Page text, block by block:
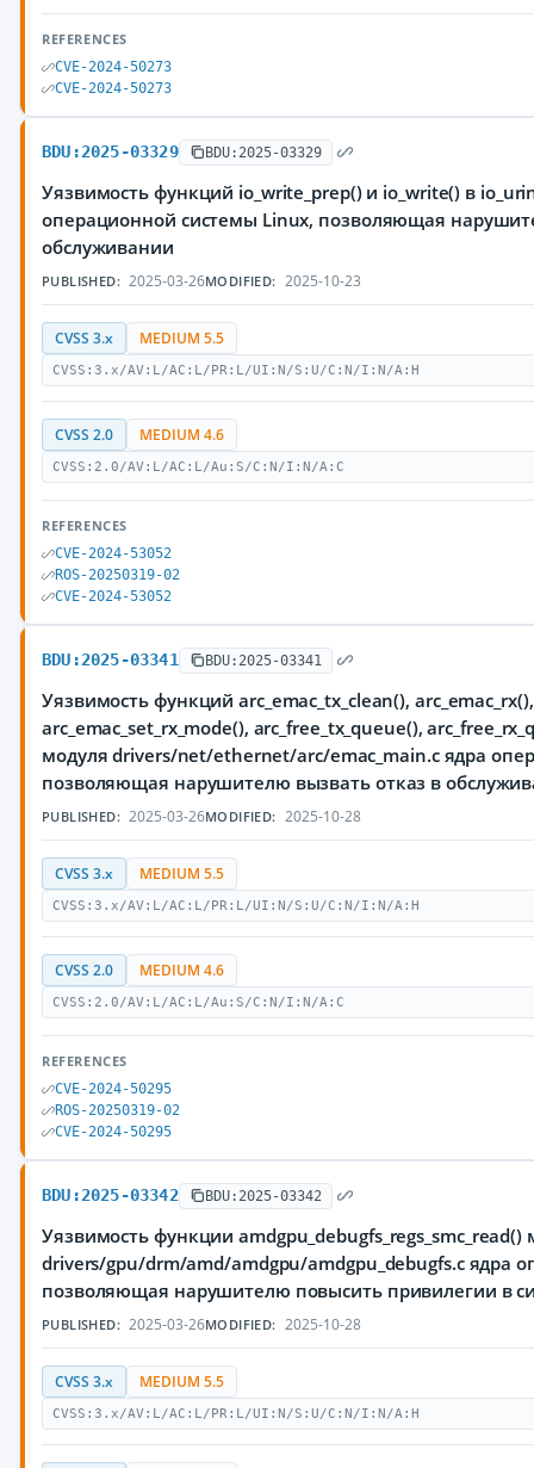
REFERENCES
CVE-2024-50273
CVE-2024-50273
BDU:2025-03329 BDU:2025-03329
Уязвимость функций io_write_prep() и io_write() в
операционной системы Linux, позволяющая
обслуживании
PUBLISHED: 2025-03-26MODIFIED: 2025-10-23
CVSS 3.x MEDIUM 5.5
CVSS:3.x/AV:L/AC:L/PR:L/UI:N/S:U/C:N/I:N/A:H
CVSS 2.0 MEDIUM 4.6
CVSS:2.0/AV:L/AC:L/Au:S/C:N/I:N/A:C
REFERENCES
CVE-2024-53052
ROS-20250319-02
CVE-2024-53052
BDU:2025-03341 BDU:2025-03341
Уязвимость функций arc_emac_tx_clean(),
arc_emac_set_rx_mode(), arc_free_tx_queue(),
модуля drivers/net/ethernet/arc/emac_main.c ядра
позволяющая нарушителю вызвать отказ в
PUBLISHED: 2025-03-26MODIFIED: 2025-10-28
CVSS 3.x MEDIUM 5.5
CVSS:3.x/AV:L/AC:L/PR:L/UI:N/S:U/C:N/I:N/A:H
CVSS 2.0 MEDIUM 4.6
CVSS:2.0/AV:L/AC:L/Au:S/C:N/I:N/A:C
REFERENCES
CVE-2024-50295
ROS-20250319-02
CVE-2024-50295
BDU:2025-03342 BDU:2025-03342
Уязвимость функции amdgpu_debugfs_regs_smc_read()
drivers/gpu/drm/amd/amdgpu/amdgpu_debugfs.c ядра
позволяющая нарушителю повысить привилегии в
PUBLISHED: 2025-03-26MODIFIED: 2025-10-28
CVSS 3.x MEDIUM 5.5
CVSS:3.x/AV:L/AC:L/PR:L/UI:N/S:U/C:N/I:N/A:H